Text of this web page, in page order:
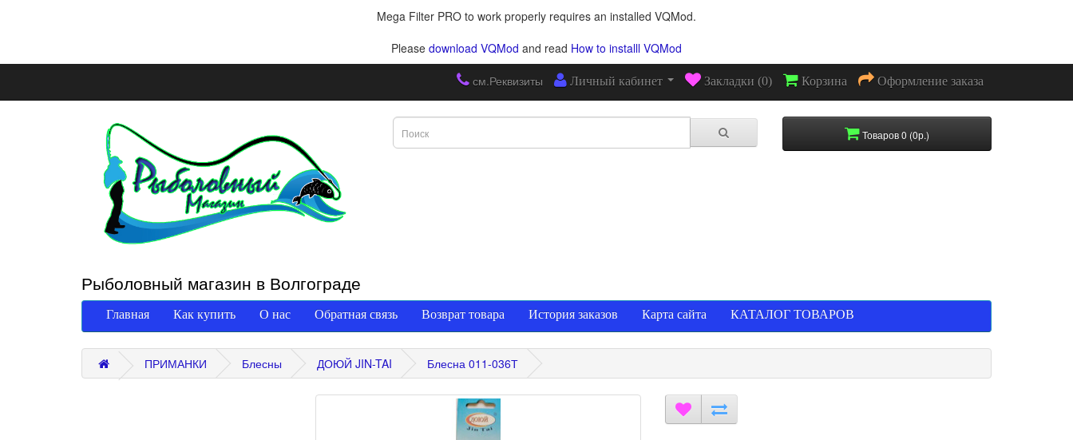
Mega Filter PRO to work properly requires an installed VQMod.
Please download VQMod and read How to installl VQMod
см.Реквизиты Личный кабинет Закладки (0) Корзина Оформление заказа
Товаров 0 (0р.)
Рыболовный магазин в Волгограде
Главная Как купить О нас Обратная связь Возврат товара История заказов Карта сайта КАТАЛОГ ТОВАРОВ
ПРИМАНКИ Блесны ДОЮЙ JIN-TAI Блесна 011-036Т